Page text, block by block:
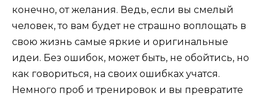
конечно, от желания. Ведь, если вы смелый
человек, то вам будет не страшно воплощать в
свою жизнь самые яркие и оригинальные
идеи. Без ошибок, может быть, не обойтись, но
как говориться, на своих ошибках учатся.
Немного проб и тренировок и вы превратите